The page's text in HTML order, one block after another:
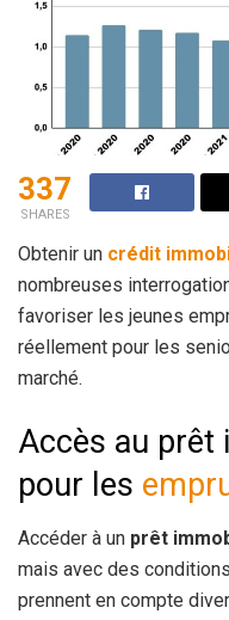
337
SHARES
Obtenir un crédit
nombreuses
favoriser les jeunes
réellement pour les
marché.
Accès au prêt
pour les
Accéder à un prêt
mais avec des
prennent en compte